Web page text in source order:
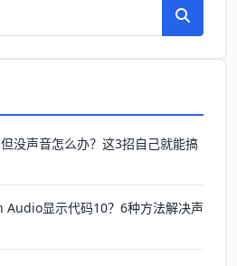
没声音怎么办？这3招自己就能搞
显示代码10？6种方法解决声